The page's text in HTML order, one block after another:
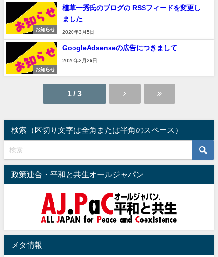
お知らせ
植草一秀氏のブログの RSSフィードを変更し
ました
2020年3月5日
お知らせ
GoogleAdsenseの広告につきまして
2020年2月26日
1 / 3
検索（区切り文字は全角または半角のスペース）
政策連合・平和と共生オールジャパン
メタ情報